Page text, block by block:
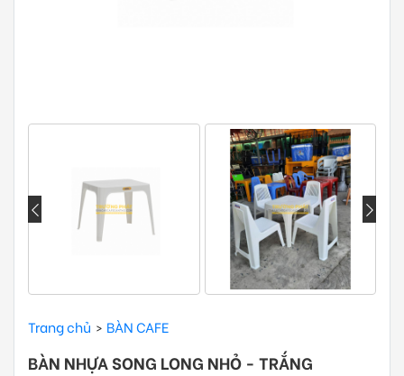
Trang chủ BÀN CAFE
BÀN NHỰA SONG LONG NHỎ - TRẮNG